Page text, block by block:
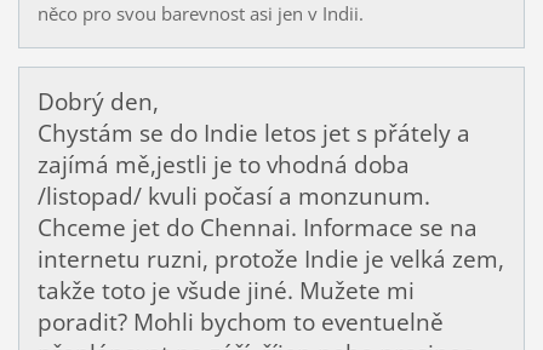
něco pro svou barevnost asi jen v Indii.
Dobrý den,
Chystám se do Indie letos jet s přátely a
zajímá mě,jestli je to vhodná doba
/listopad/ kvuli počasí a monzunum.
Chceme jet do Chennai. Informace se na
internetu ruzni, protože Indie je velká zem,
takže toto je všude jiné. Mužete mi
poradit? Mohli bychom to eventuelně